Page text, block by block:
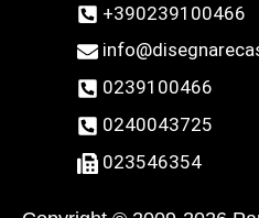
+390239100466
0239100466
0240043725
023546354